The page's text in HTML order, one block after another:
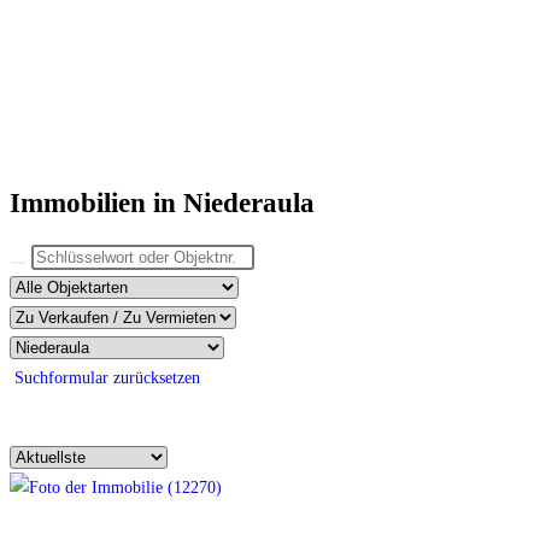
Immobilien in Niederaula
Suchformular zurücksetzen